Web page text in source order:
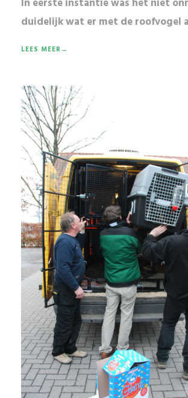
In eerste instantie was het niet
duidelijk wat er met deroofvogel
LEES MEER→